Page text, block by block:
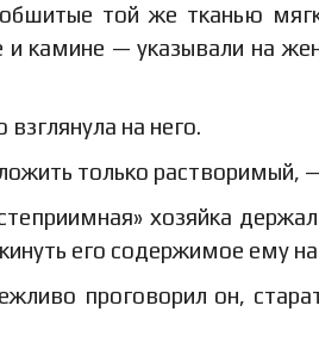
той же тканью
камине — указывали на
на него.
только растворимый,
хозяйка
его содержимое ему на
проговорил он,